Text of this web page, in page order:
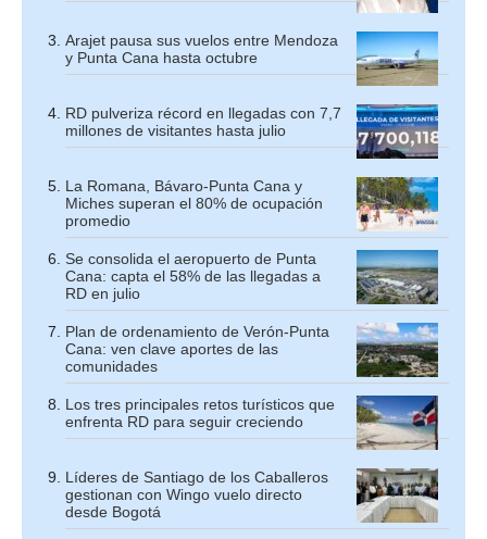
Arajet pausa sus vuelos entre Mendoza
y Punta Cana hasta octubre
RD pulveriza récord en llegadas con 7,7
millones de visitantes hasta julio
La Romana, Bávaro-Punta Cana y
Miches superan el 80% de ocupación
promedio
Se consolida el aeropuerto de Punta
Cana: capta el 58% de las llegadas a
RD en julio
Plan de ordenamiento de Verón-Punta
Cana: ven clave aportes de las
comunidades
Los tres principales retos turísticos que
enfrenta RD para seguir creciendo
Líderes de Santiago de los Caballeros
gestionan con Wingo vuelo directo
desde Bogotá